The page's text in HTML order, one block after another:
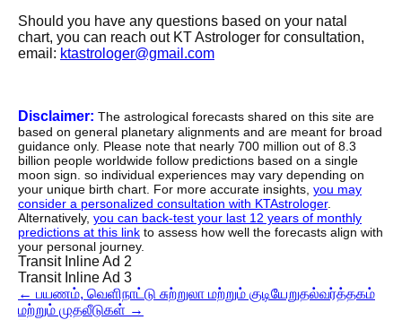
Should you have any questions based on your natal
chart, you can reach out KT Astrologer for consultation,
email: ktastrologer@gmail.com
Disclaimer: The astrological forecasts shared on this site are
based on general planetary alignments and are meant for broad
guidance only. Please note that nearly 700 million out of 8.3
billion people worldwide follow predictions based on a single
moon sign. so individual experiences may vary depending on
your unique birth chart. For more accurate insights, you may
consider a personalized consultation with KTAstrologer.
Alternatively, you can back-test your last 12 years of monthly
predictions at this link to assess how well the forecasts align with
your personal journey.
Transit Inline Ad 2
Transit Inline Ad 3
← பயணம், வெளிநாட்டு சுற்றுலா மற்றும் குடியேறுதல்வர்த்தகம்
மற்றும் முதலீடுகள் →